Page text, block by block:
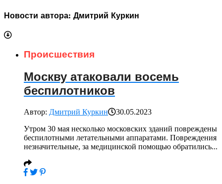
Новости автора: Дмитрий Куркин
Происшествия
Москву атаковали восемь
беспилотников
Автор: Дмитрий Куркин
30.05.2023
Утром 30 мая несколько московских зданий повреждены
беспилотными летательными аппаратами. Повреждения
незначительные, за медицинской помощью обратились...